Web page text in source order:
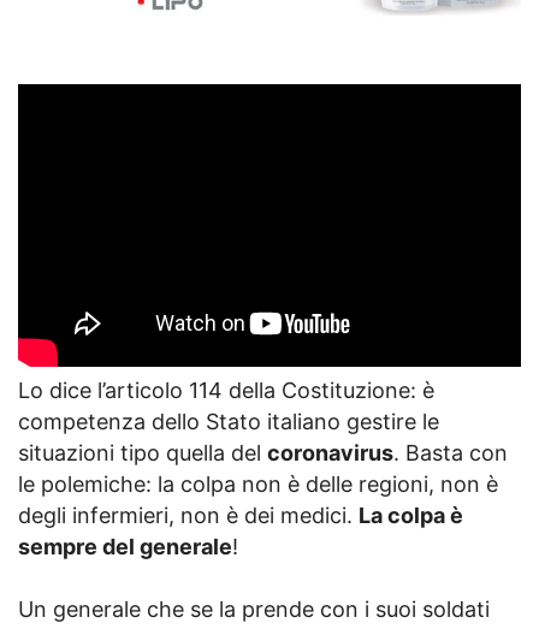
Lo dice l’articolo 114 della Costituzione: è
competenza dello Stato italiano gestire le
situazioni tipo quella del coronavirus. Basta con
le polemiche: la colpa non è delle regioni, non è
degli infermieri, non è dei medici. La colpa è
sempre del generale!
Un generale che se la prende con i suoi soldati